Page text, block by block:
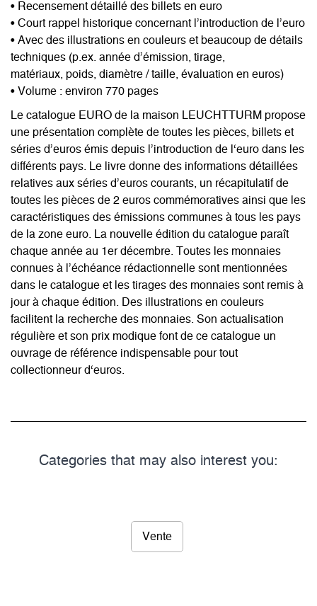
• Recensement détaillé des billets en euro
• Court rappel historique concernant l’introduction de l’euro
• Avec des illustrations en couleurs et beaucoup de détails
techniques (p.ex. année d’émission, tirage,
matériaux, poids, diamètre / taille, évaluation en euros)
• Volume : environ 770 pages
Le catalogue EURO de la maison LEUCHTTURM propose
une présentation complète de toutes les pièces, billets et
séries d’euros émis depuis l’introduction de l‘euro dans les
différents pays. Le livre donne des informations détaillées
relatives aux séries d’euros courants, un récapitulatif de
toutes les pièces de 2 euros commémoratives ainsi que les
caractéristiques des émissions communes à tous les pays
de la zone euro. La nouvelle édition du catalogue paraît
chaque année au 1er décembre. Toutes les monnaies
connues à l’échéance rédactionnelle sont mentionnées
dans le catalogue et les tirages des monnaies sont remis à
jour à chaque édition. Des illustrations en couleurs
facilitent la recherche des monnaies. Son actualisation
régulière et son prix modique font de ce catalogue un
ouvrage de référence indispensable pour tout
collectionneur d‘euros.
Categories that may also interest you:
Vente